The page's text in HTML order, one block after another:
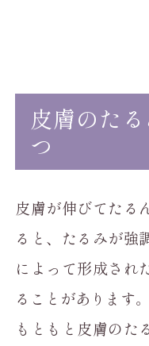
皮膚のた
つ
皮膚が伸びてたる
ると、たるみが強
によって形成され
ることがあります。
もともと皮膚のた